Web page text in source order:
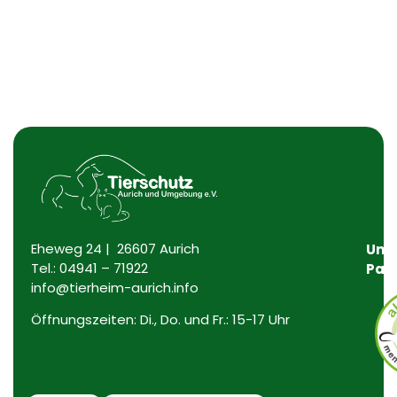
Eheweg 24 | 26607 Aurich
Tel.: 04941 – 71922
info@tierheim-aurich.info
Öffnungszeiten: Di., Do. und Fr.: 15-17 Uhr